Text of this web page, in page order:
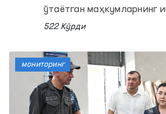
ўтаётган маҳкумларнинг
таъминланганлиги ҳамда
шароитларни ўрганган
522 Кўрди
мониторинг